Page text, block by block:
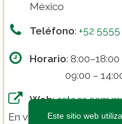
México
Teléfono: +52 5555
Horario:
09:00 – 14:00
Web:
En virtud del acuerdo de
Este sitio web